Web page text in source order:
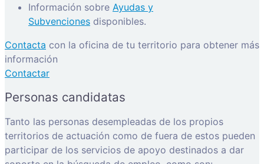
Información sobre Ayudas y
Subvenciones disponibles.
Contacta con la oficina de tu territorio para obtener más
información
Contactar
Personas candidatas
Tanto las personas desempleadas de los propios
territorios de actuación como de fuera de estos pueden
participar de los servicios de apoyo destinados a dar